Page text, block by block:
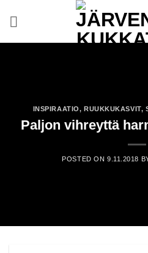
INSPIRAATIO, RUUKKUKASVIT,
Paljon vihreyttä
POSTED ON 9.11.2018